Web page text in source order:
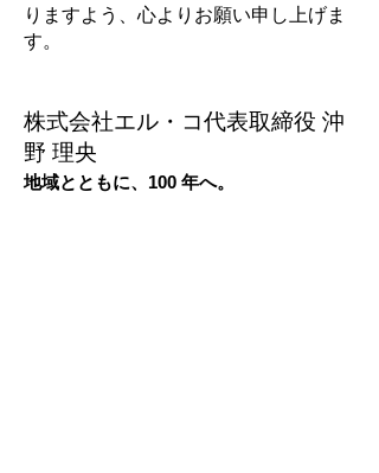
りますよう、心よりお願い申し上げま
す。
株式会社エル・コ代表取締役 沖
野 理央
地域とともに、100 年へ。